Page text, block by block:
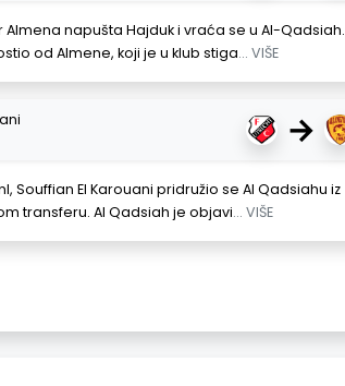
Almena napušta Hajduk i vraća se u Al-Qadsiah.
od Almene, koji je u klub stiga... VIŠE
→
Souffian El Karouani pridružio se Al Qadsiahu iz
transferu. Al Qadsiah je objavi... VIŠE